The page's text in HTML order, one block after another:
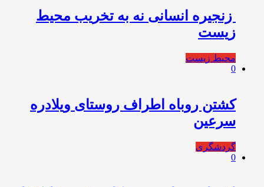
زنجیره انسانی نه به تخریب محیط
زیست
محیط زیست
0
کشتن روباه اطراف روستای ویلادره
سرعین
گردشگری
0